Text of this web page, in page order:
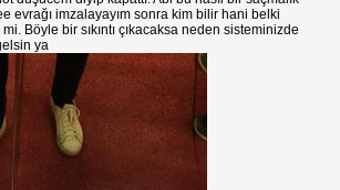
evrağı imzalayayım sonra kim bilir hani belki
Böyle bir sıkıntı çıkacaksa neden sisteminizde
ya